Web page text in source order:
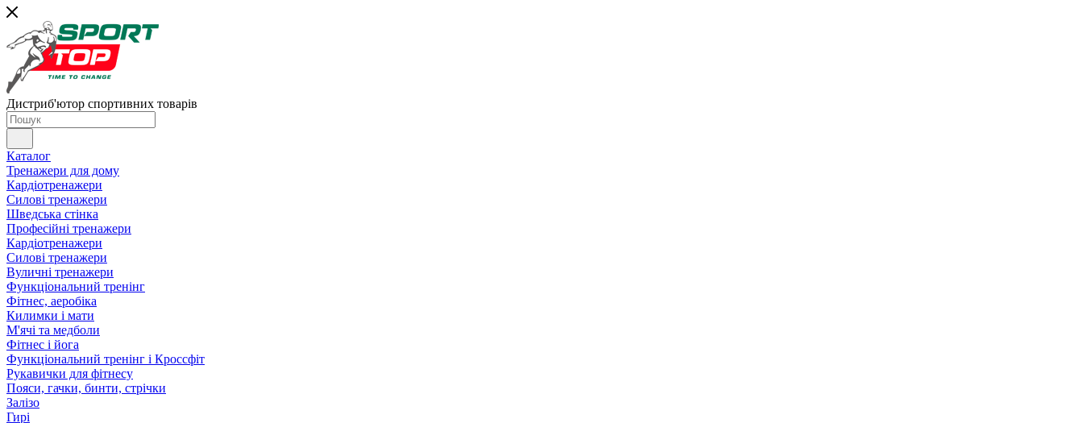
Дистриб'ютор спортивних товарів
Каталог
Тренажери для дому
Кардіотренажери
Силові тренажери
Шведська стінка
Професійні тренажери
Кардіотренажери
Силові тренажери
Вуличні тренажери
Функціональний тренінг
Фітнес, аеробіка
Килимки і мати
М'ячі та медболи
Фітнес і йога
Функціональний тренінг і Кроссфіт
Рукавички для фітнесу
Пояси, гачки, бинти, стрічки
Залізо
Гирі